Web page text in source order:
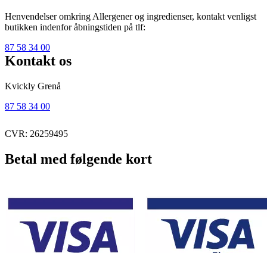
Henvendelser omkring Allergener og ingredienser, kontakt venligst
butikken indenfor åbningstiden på tlf:
87 58 34 00
Kontakt os
Kvickly Grenå
87 58 34 00
CVR: 26259495
Betal med følgende kort